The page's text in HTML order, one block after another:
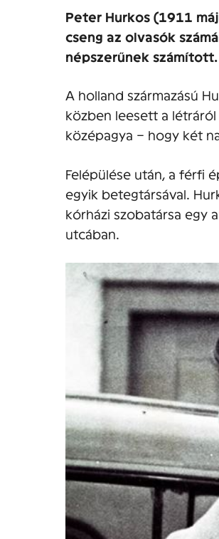
Peter Hurkos (1911
cseng az olvasók
népszerűnek számított.
A holland származású
közben leesett a
középagya – hogy két
Felépülése után, a férfi
egyik betegtársával.
kórházi szobatársa egy
utcában.